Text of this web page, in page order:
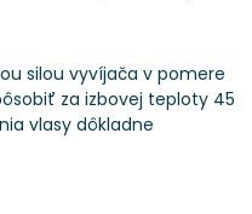
silou vyvíjača v pomere
za izbovej teploty 45
vlasy dôkladne